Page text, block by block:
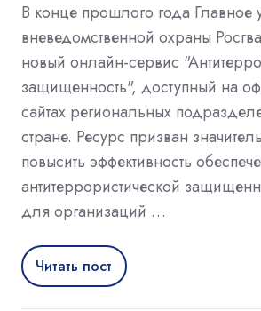
В конце прошлого года Главное
вневедомственной охраны
новый онлайн-сервис
защищенность", доступный на
сайтах региональных
стране. Ресурс призван
повысить эффективность
антитеррористической
для организаций …
Читать пост